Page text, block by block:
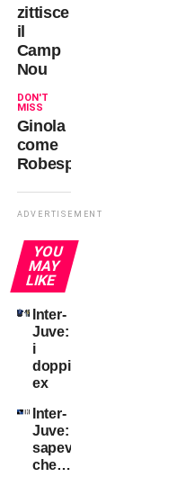
zittisce
il
Camp
Nou
DON'T
MISS
Ginola
come
Robespierre
ADVERTISEMENT
YOU
MAY
LIKE
Inter-
Juve:
i
doppi
ex
Inter-
Juve:
sapevate
che…?